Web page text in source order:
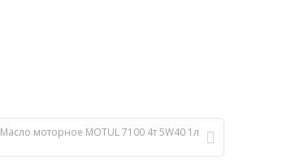
Масло моторное MOTUL 7100 4т 5W40 1л